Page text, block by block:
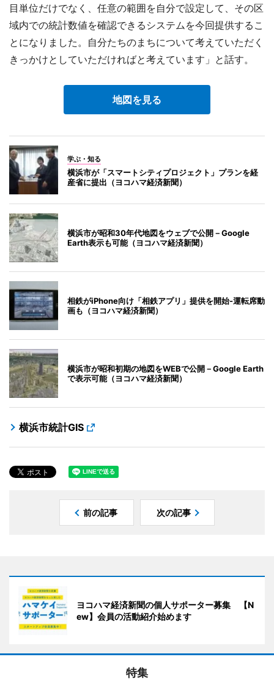
目単位だけでなく、任意の範囲を自分で設定して、その区
域内での統計数値を確認できるシステムを今回提供するこ
とになりました。自分たちのまちについて考えていただく
きっかけとしていただければと考えています」と話す。
地図を見る
学ぶ・知る
横浜市が「スマートシティプロジェクト」プランを経
産省に提出（ヨコハマ経済新聞）
横浜市が昭和30年代地図をウェブで公開－Google
Earth表示も可能（ヨコハマ経済新聞）
相鉄がiPhone向け「相鉄アプリ」提供を開始-運転席動
画も（ヨコハマ経済新聞）
横浜市が昭和初期の地図をWEBで公開－Google Earth
で表示可能（ヨコハマ経済新聞）
横浜市統計GIS
前の記事 次の記事
ヨコハマ経済新聞の個人サポーター募集 【N
ew】会員の活動紹介始めます
特集